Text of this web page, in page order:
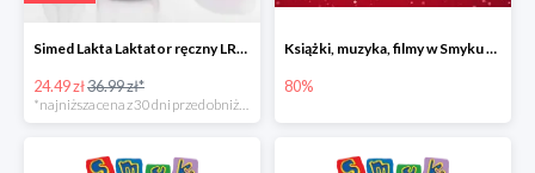
Simed Lakta Laktator ręczny LR-8 -34%
24.49 zł36.99 zł*
*najniższa cena z 30 dni przed obniżką
Książki, muzyka, filmy w Smyku do -80%
80%